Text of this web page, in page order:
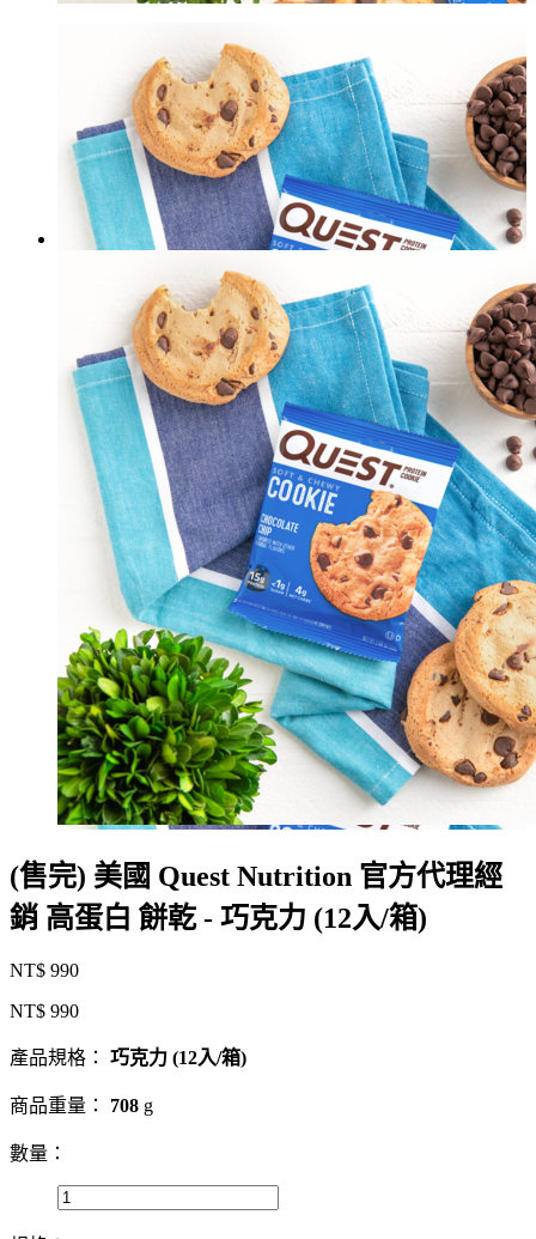
(售完) 美國 Quest Nutrition 官方代理經
銷 高蛋白 餅乾 - 巧克力 (12入/箱)
NT$ 990
NT$ 990
產品規格： 巧克力 (12入/箱)
商品重量： 708 g
數量：